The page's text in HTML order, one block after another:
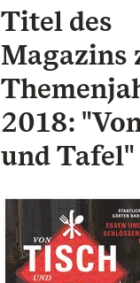
Titel des
Magazins
2018:
und Tafel"